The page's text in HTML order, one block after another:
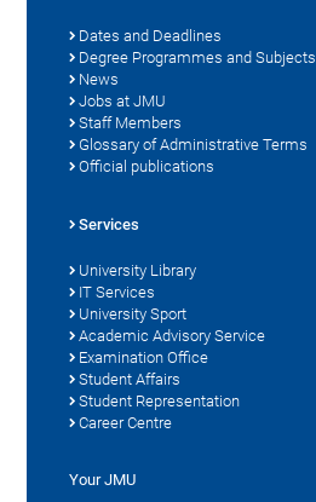
Dates and Deadlines
Degree Programmes and Subjects
News
Jobs at JMU
Staff Members
Glossary of Administrative Terms
Official publications
Services
University Library
IT Services
University Sport
Academic Advisory Service
Examination Office
Student Affairs
Student Representation
Career Centre
Your JMU